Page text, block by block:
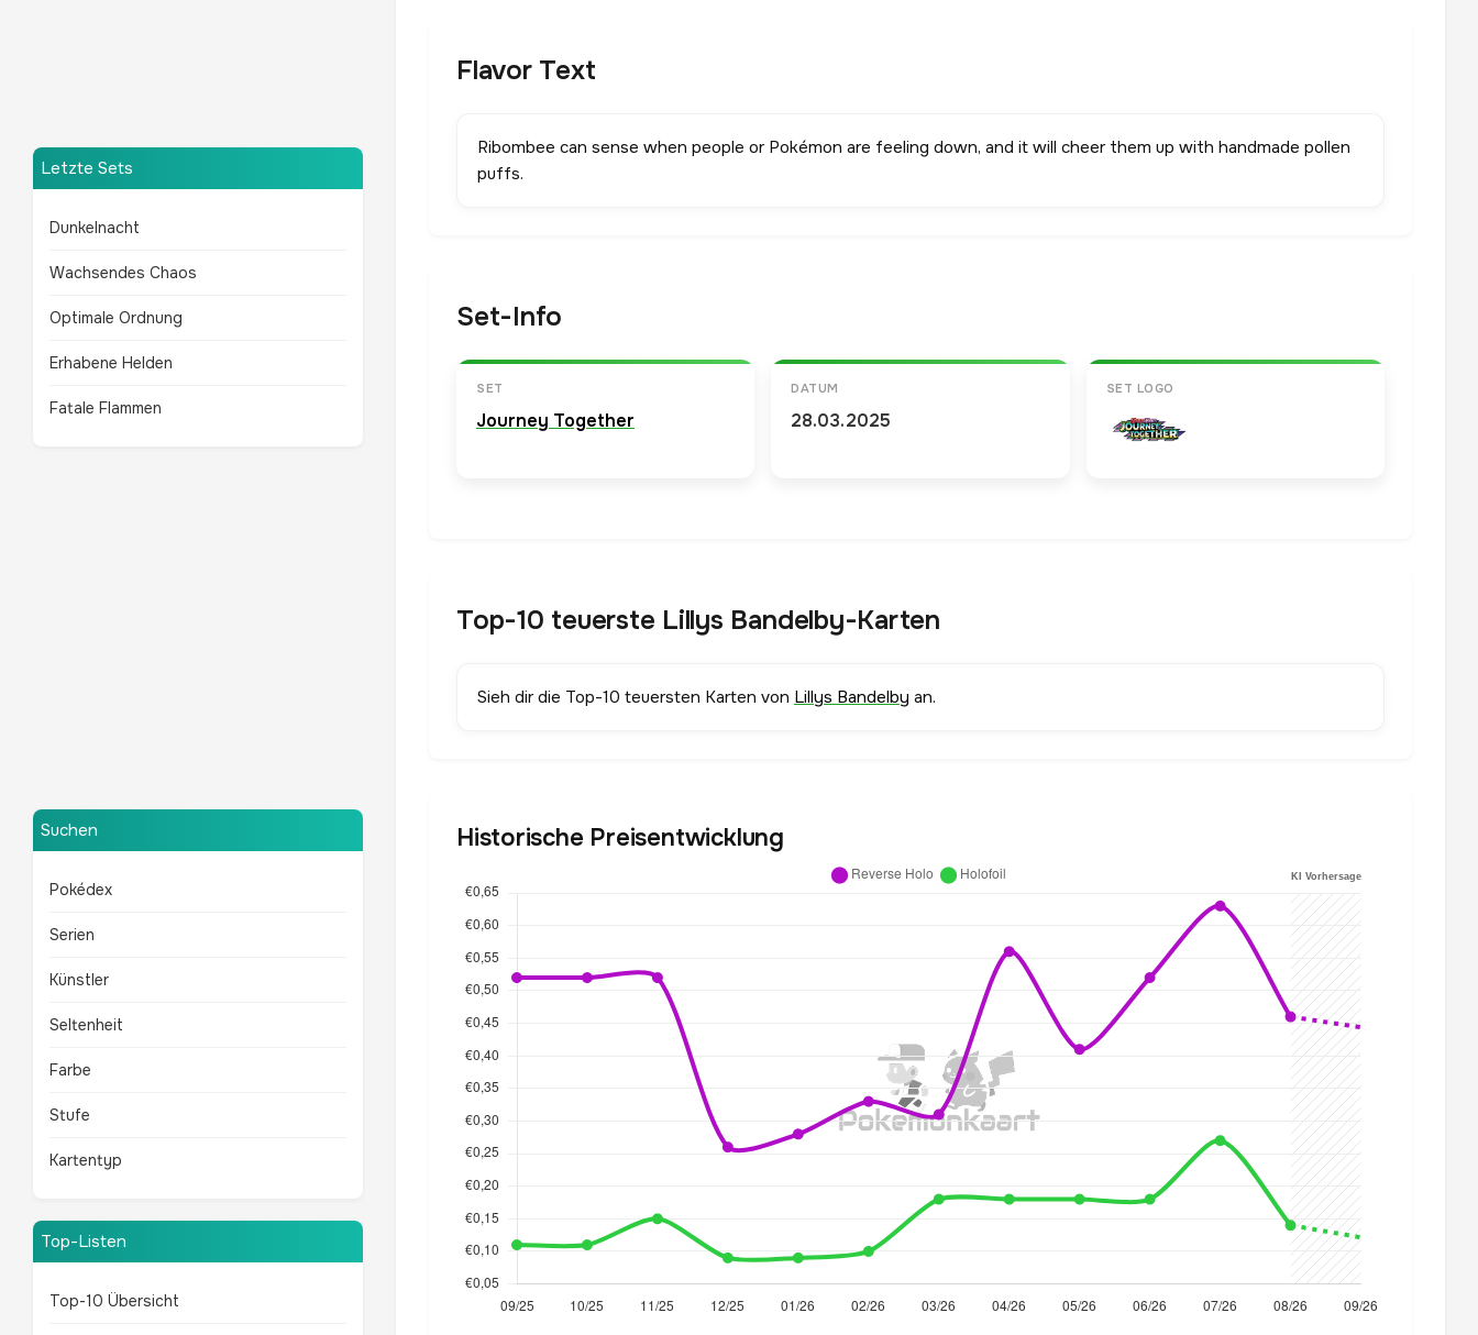
Letzte Sets
Dunkelnacht
Wachsendes Chaos
Optimale Ordnung
Erhabene Helden
Fatale Flammen
TOP 10 POKÉMON
Suchen
Pokédex
Serien
Künstler
Seltenheit
Farbe
Stufe
Kartentyp
Top-Listen
Top-10 Übersicht
Flavor Text
Ribombee can sense when people or Pokémon are feeling down, and it will cheer them up with handmade pollen
puffs.
Set-Info
SET
Journey Together
DATUM
28.03.2025
SET LOGO
Top-10 teuerste Lillys Bandelby-Karten
Sieh dir die Top-10 teuersten Karten von Lillys Bandelby an.
Historische Preisentwicklung